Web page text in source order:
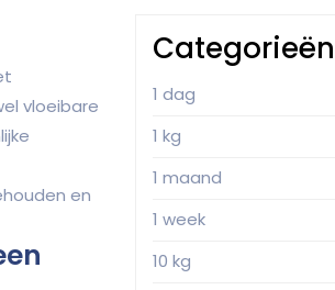
vloeibare
en
Categorieën
1 dag
1 kg
1 maand
1 week
10 kg